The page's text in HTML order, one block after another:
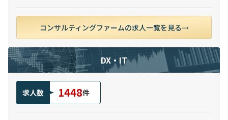
コンサルティングファームの求人一覧を見る
DX・IT
求人数 1448件